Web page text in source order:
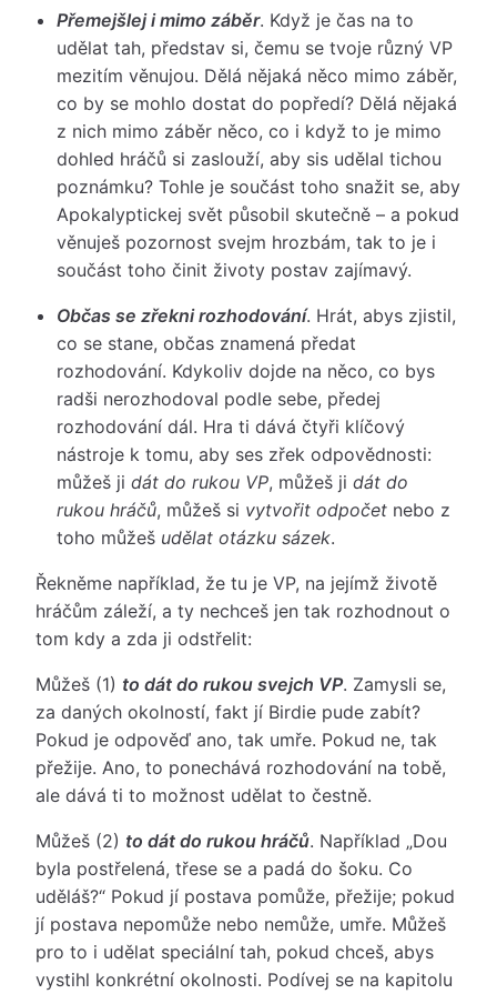
Přemejšlej i mimo záběr. Když je čas na to
udělat tah, představ si, čemu se tvoje různý VP
mezitím věnujou. Dělá nějaká něco mimo záběr,
co by se mohlo dostat do popředí? Dělá nějaká
z nich mimo záběr něco, co i když to je mimo
dohled hráčů si zaslouží, aby sis udělal tichou
poznámku? Tohle je součást toho snažit se, aby
Apokalyptickej svět působil skutečně – a pokud
věnuješ pozornost svejm hrozbám, tak to je i
součást toho činit životy postav zajímavý.
Občas se zřekni rozhodování. Hrát, abys zjistil,
co se stane, občas znamená předat
rozhodování. Kdykoliv dojde na něco, co bys
radši nerozhodoval podle sebe, předej
rozhodování dál. Hra ti dává čtyři klíčový
nástroje k tomu, aby ses zřek odpovědnosti:
můžeš jidát do rukou VP, můžeš jidát do
rukou hráčů, můžeš si vytvořit odpočet nebo z
toho můžeš udělat otázku sázek.
Řekněme například, že tu je VP, na jejímž životě
hráčům záleží, a ty nechceš jen tak rozhodnout o
tom kdy a zda ji odstřelit:
Můžeš (1) to dát do rukou svejch VP. Zamysli se,
za daných okolností, fakt jí Birdie pude zabít?
Pokud je odpověď ano, tak umře. Pokud ne, tak
přežije. Ano, to ponechává rozhodování na tobě,
ale dává ti to možnost udělat to čestně.
Můžeš (2) to dát do rukou hráčů. Například „Dou
byla postřelená, třese se a padá do šoku. Co
uděláš?“ Pokud jí postava pomůže, přežije; pokud
jí postava nepomůže nebo nemůže, umře. Můžeš
pro to i udělat speciální tah, pokud chceš, abys
vystihl konkrétní okolnosti. Podívej se na kapitolu